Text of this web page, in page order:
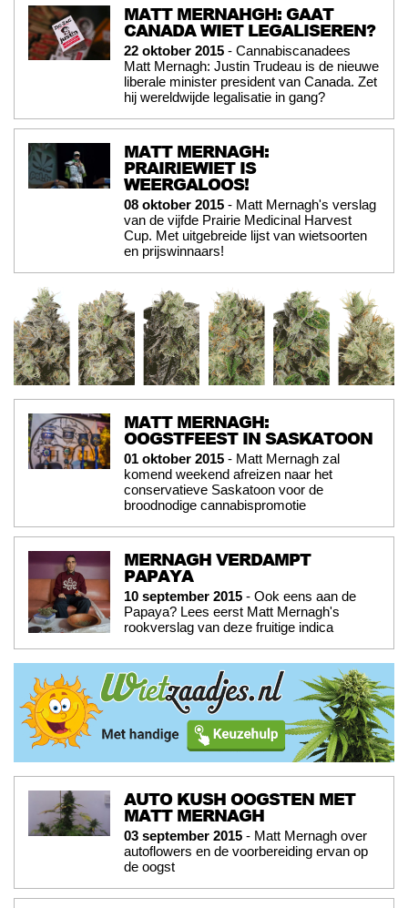
MATT MERNAHGH: GAAT
CANADA WIET LEGALISEREN?
22 oktober 2015 - Cannabiscanadees
Matt Mernagh: Justin Trudeau is de nieuwe
liberale minister president van Canada. Zet
hij wereldwijde legalisatie in gang?
MATT MERNAGH:
PRAIRIEWIET IS
WEERGALOOS!
08 oktober 2015 - Matt Mernagh's verslag
van de vijfde Prairie Medicinal Harvest
Cup. Met uitgebreide lijst van wietsoorten
en prijswinnaars!
MATT MERNAGH:
OOGSTFEEST IN SASKATOON
01 oktober 2015 - Matt Mernagh zal
komend weekend afreizen naar het
conservatieve Saskatoon voor de
broodnodige cannabispromotie
MERNAGH VERDAMPT
PAPAYA
10 september 2015 - Ook eens aan de
Papaya? Lees eerst Matt Mernagh's
rookverslag van deze fruitige indica
AUTO KUSH OOGSTEN MET
MATT MERNAGH
03 september 2015 - Matt Mernagh over
autoflowers en de voorbereiding ervan op
de oogst